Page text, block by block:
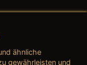
ähnliche
gewährleisten und